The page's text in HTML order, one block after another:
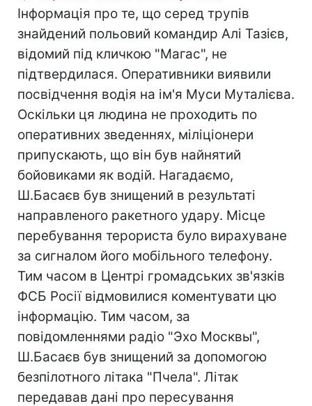
Інформація про те, що серед трупів
знайдений польовий командир Алі Тазієв,
відомий під кличкою "Магас", не
підтвердилася. Оперативники виявили
посвідчення водія на ім'я Муси Муталієва.
Оскільки ця людина не проходить по
оперативних зведеннях, міліціонери
припускають, що він був найнятий
бойовиками як водій. Нагадаємо,
Ш.Басаєв був знищений в результаті
направленого ракетного удару. Місце
перебування терориста було вирахуване
за сигналом його мобільного телефону.
Тим часом в Центрі громадських зв'язків
ФСБ Росії відмовилися коментувати цю
інформацію. Тим часом, за
повідомленнями радіо "Эхо Москвы",
Ш.Басаєв був знищений за допомогою
безпілотного літака "Пчела". Літак
передавав дані про пересування